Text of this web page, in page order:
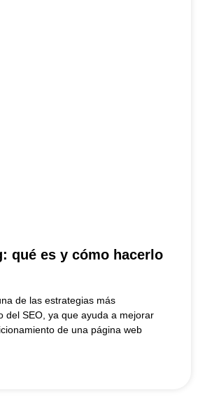
qué es y cómo hacerlo
de las estrategias más
del SEO, ya que ayuda a mejorar
de una página web